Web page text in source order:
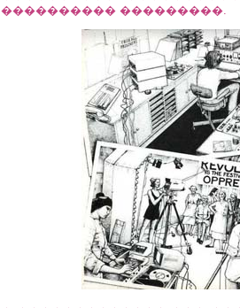
���������� ���������.